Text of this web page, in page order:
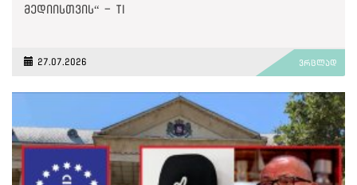
მედიისთვის“ - TI
27.07.2026 ვრცლად